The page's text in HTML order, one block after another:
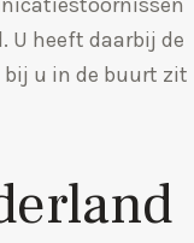
U heeft daarbij de
bij u in de buurt zit